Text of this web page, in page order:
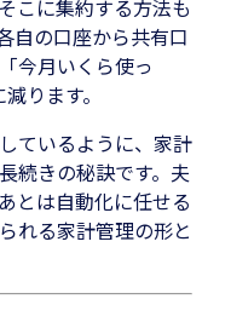
こに集約する方法も
自の口座から共有口
今月いくら使っ
ります。
ているように、家計
続きの秘訣です。夫
とは自動化に任せる
れる家計管理の形と